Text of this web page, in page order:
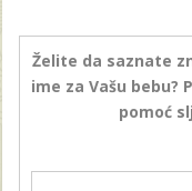
Želite da saznate
ime za Vašu bebu?
pomoć